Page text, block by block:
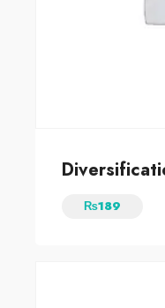
₨189